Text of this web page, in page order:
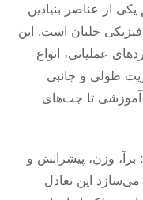
از عناصر بنیادین
خلبان است. این
عملیاتی، انواع
طولی و جانبی
آموزشی تا جت‌های
وزن، پیشرانش و
این تعادل